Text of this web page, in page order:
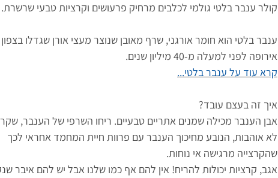
קולר ענבר בלטי גולמי לכלבים מרחיק פרעושים וקרציות טבעי שרשרת.
ענבר בלטי הוא חומר אורגני, שרף מאובן שנוצר מעצי אורן שגדלו בצפון
אירופה לפני למעלה מ-40 מיליון שנים.
קרא עוד על ענבר בלטי...
איך זה בעצם עובד?
אבן הענבר מכילה שמנים אתריים טבעיים. ריחו השרפי של הענבר,
לא אוהבות, הנובע מחיכוך הענבר עם פרוות חיית המחמד אחראי לכך
שהקרצייה מרגישה אי נוחות.
אגב, קרציות יכולות להריח! אין להם אף כמו שלנו אבל יש להם איבר